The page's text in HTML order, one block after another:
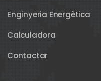
Enginyeria Energètica
Calculadora
Contactar